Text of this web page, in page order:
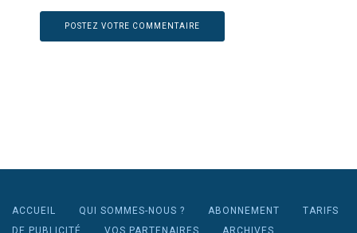
ACCUEIL QUI SOMMES-NOUS ? ABONNEMENT
TARIFS